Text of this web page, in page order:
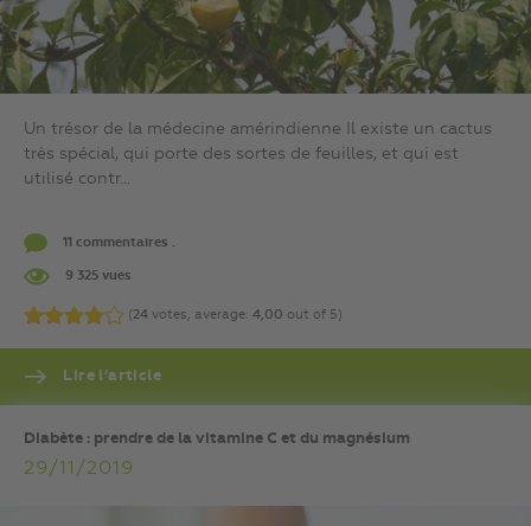
Un trésor de la médecine amérindienne Il existe un cactus
très spécial, qui porte des sortes de feuilles, et qui est
utilisé contr...
11 commentaires .
9 325 vues
(24 votes, average: 4,00 out of 5)
Lire l’article
Diabète : prendre de la vitamine C et du magnésium
29/11/2019